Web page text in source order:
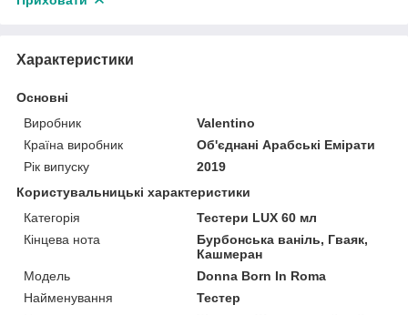
Характеристики
Основні
Виробник
Valentino
Країна виробник
Об'єднані Арабські Емірати
Рік випуску
2019
Користувальницькі характеристики
Категорія
Тестери LUX 60 мл
Кінцева нота
Бурбонська ваніль, Гваяк,
Кашмеран
Мoдель
Donna Born In Roma
Найменування
Тестер